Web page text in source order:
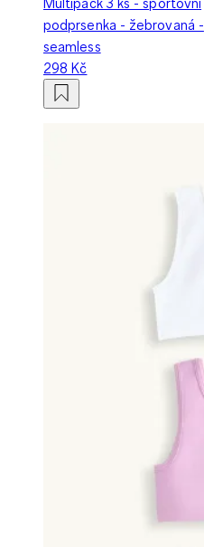
podprsenka - žebrovaná -
seamless
298 Kč